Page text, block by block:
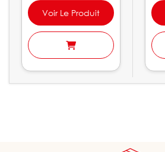
Voir Le Produit